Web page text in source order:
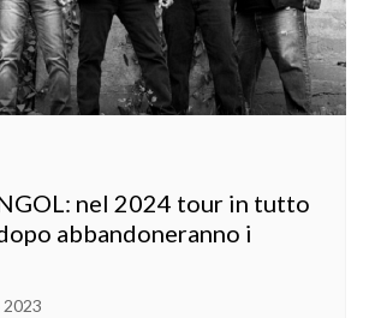
nel 2024 tour in tutto
abbandoneranno i